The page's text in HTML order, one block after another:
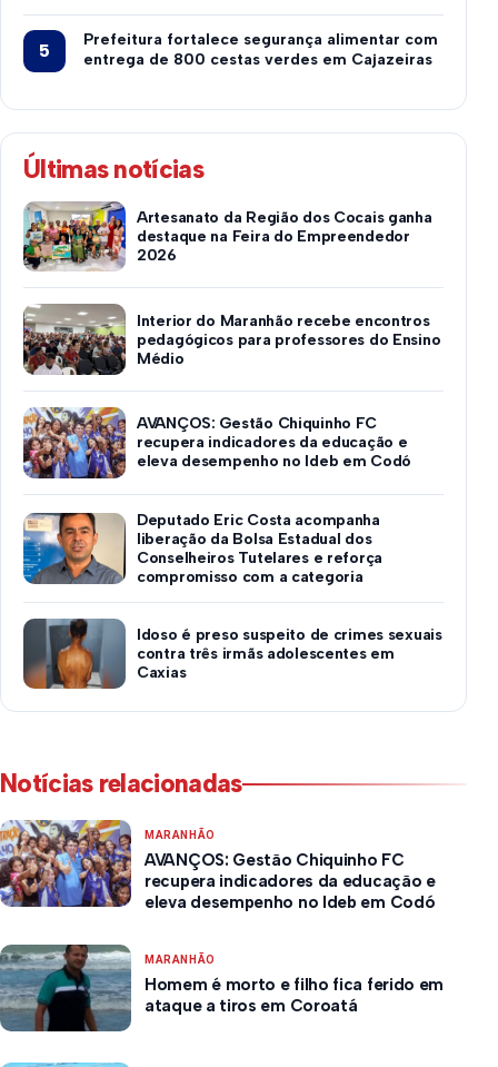
Prefeitura fortalece segurança alimentar com
entrega de 800 cestas verdes em Cajazeiras
Últimas notícias
Artesanato da Região dos Cocais ganha
destaque na Feira do Empreendedor
2026
Interior do Maranhão recebe encontros
pedagógicos para professores do Ensino
Médio
AVANÇOS: Gestão Chiquinho FC
recupera indicadores da educação e
eleva desempenho no Ideb em Codó
Deputado Eric Costa acompanha
liberação da Bolsa Estadual dos
Conselheiros Tutelares e reforça
compromisso com a categoria
Idoso é preso suspeito de crimes sexuais
contra três irmãs adolescentes em
Caxias
Notícias relacionadas
MARANHÃO
AVANÇOS: Gestão Chiquinho FC
recupera indicadores da educação e
eleva desempenho no Ideb em Codó
MARANHÃO
Homem é morto e filho fica ferido em
ataque a tiros em Coroatá